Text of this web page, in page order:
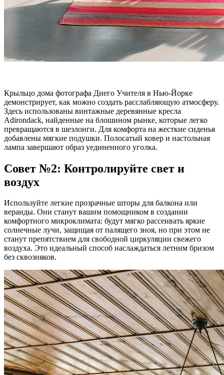
Крыльцо дома фотографа Диего Учителя в Нью-Йорке
демонстрирует, как можно создать расслабляющую атмосферу.
Здесь использованы винтажные деревянные кресла
Adirondack, найденные на блошином рынке, которые легко
превращаются в шезлонги. Для комфорта на жесткие сиденья
добавлены мягкие подушки. Полосатый ковер и настольная
лампа завершают образ уединенного уголка.
Совет №2: Контролируйте свет и
воздух
Используйте легкие прозрачные шторы для балкона или
веранды. Они станут вашим помощником в создании
комфортного микроклимата: будут мягко рассеивать яркие
солнечные лучи, защищая от палящего зноя, но при этом не
станут препятствием для свободной циркуляции свежего
воздуха. Это идеальный способ наслаждаться летним бризом
без сквозняков.